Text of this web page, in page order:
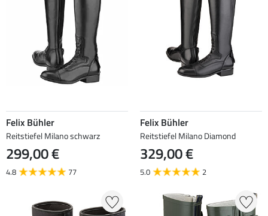
Felix Bühler
Reitstiefel Milano schwarz
299,00 €
4.8 77
Felix Bühler
Reitstiefel Milano Diamond
329,00 €
5.0 2